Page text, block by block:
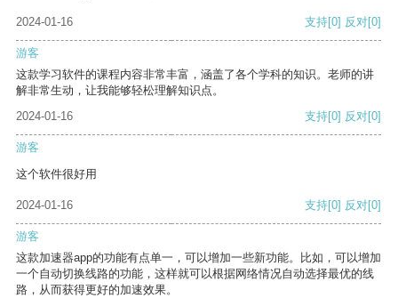
2024-01-16 支持[0] 反对[0]
游客
这款学习软件的课程内容非常丰富，涵盖了各个学科的知识。老师的讲
解非常生动，让我能够轻松理解知识点。
2024-01-16
支持[0] 反对[0]
游客
这个软件很好用
2024-01-16 支持[0] 反对[0]
游客
这款加速器app的功能有点单一，可以增加一些新功能。比如，可以增加
一个自动切换线路的功能，这样就可以根据网络情况自动选择最优的线
路，从而获得更好的加速效果。